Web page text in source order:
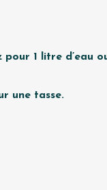
pour 1
litre d’eau
une tasse.